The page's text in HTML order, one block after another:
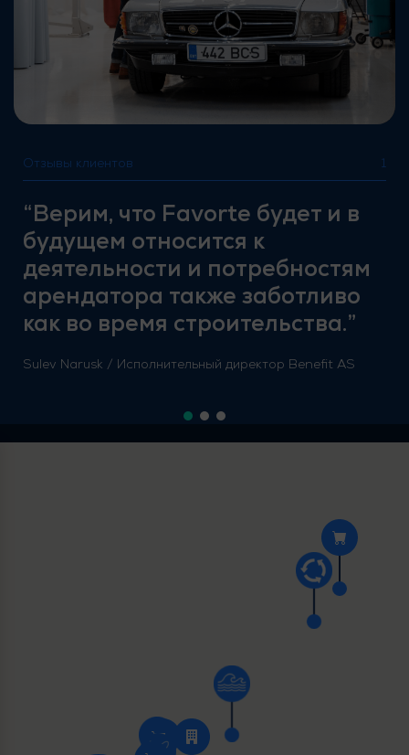
Отзывы клиентов 1
“Верим, что Favorte будет и в
будущем относится к
деятельности и потребностям
арендатора также заботливо
как во время строительства.”
Sulev Narusk / Исполнительный директор Benefit AS